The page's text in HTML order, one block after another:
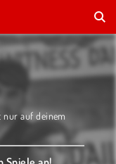
nur auf deinem